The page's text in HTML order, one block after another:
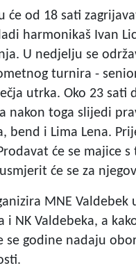
će od 18 sati
harmonikaš Ivan
U nedjelju se
turnira -
utrka. Oko 23 sati
nakon toga slijedi
bend i Lima Lena.
će se majice
će se za
MNE Valdebek
i NK Valdebeka, a
se godine nadaju